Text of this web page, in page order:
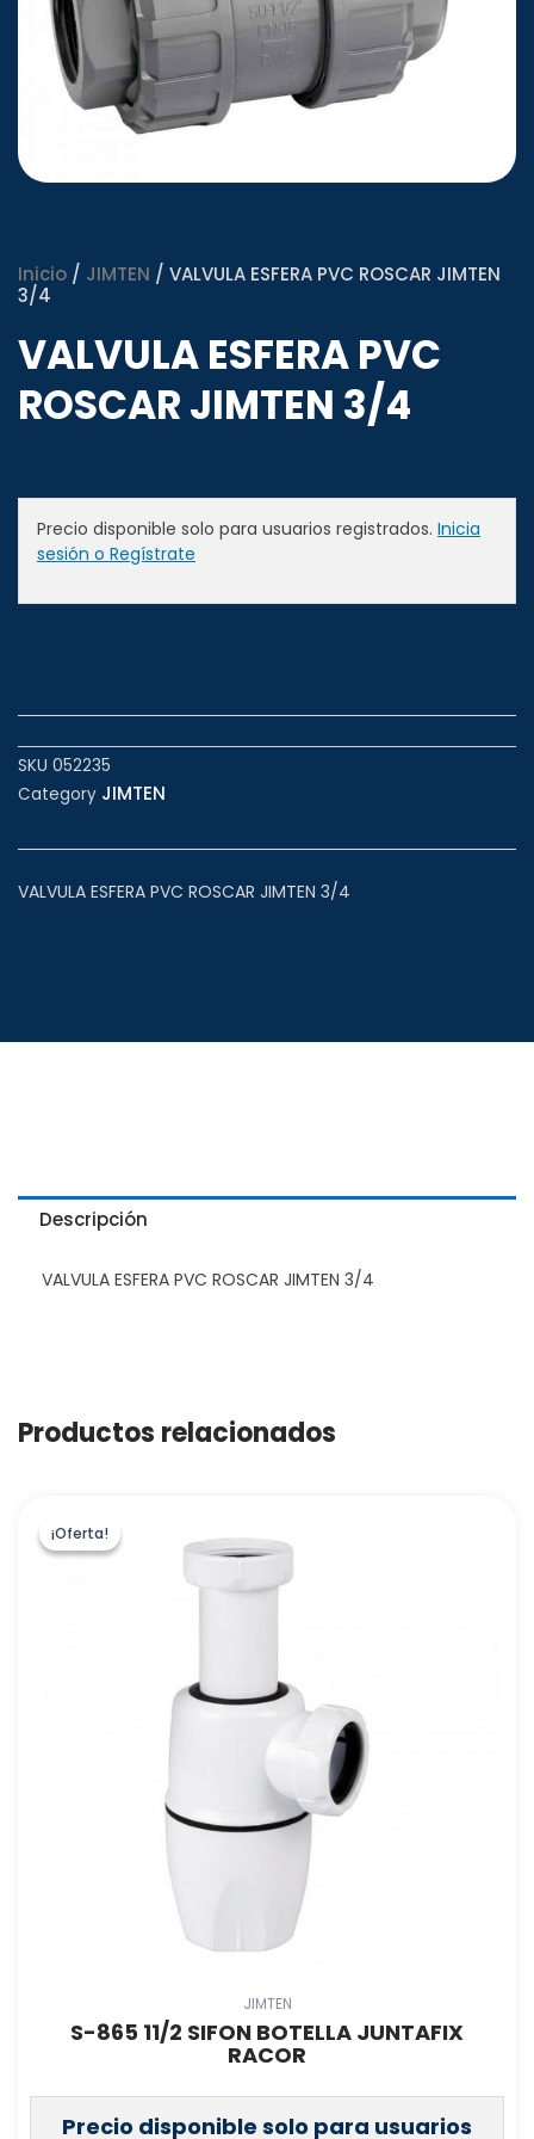
Inicio / JIMTEN / VALVULA ESFERA PVC ROSCAR JIMTEN
3/4
VALVULA ESFERA PVC
ROSCAR JIMTEN 3/4
Precio disponible solo para usuarios registrados. Inicia
sesión o Regístrate
SKU 052235
Category JIMTEN
VALVULA ESFERA PVC ROSCAR JIMTEN 3/4
Descripción
VALVULA ESFERA PVC ROSCAR JIMTEN 3/4
Productos relacionados
¡Oferta!
¡Oferta!
JIMTEN
S-865 11/2 SIFON BOTELLA JUNTAFIX
RACOR
Precio disponible solo para usuarios